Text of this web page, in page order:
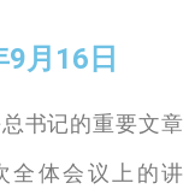
月16日
书记的重要文章
全体会议上的讲